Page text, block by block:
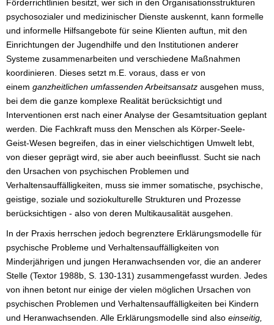
Förderrichtlinien besitzt, wer sich in den Organisationsstrukturen
psychosozialer und medizinischer Dienste auskennt, kann formelle
und informelle Hilfsangebote für seine Klienten auftun, mit den
Einrichtungen der Jugendhilfe und den Institutionen anderer
Systeme zusammenarbeiten und verschiedene Maßnahmen
koordinieren. Dieses setzt m.E. voraus, dass er von
einem ganzheitlichen umfassenden Arbeitsansatz ausgehen muss,
bei dem die ganze komplexe Realität berücksichtigt und
Interventionen erst nach einer Analyse der Gesamtsituation geplant
werden. Die Fachkraft muss den Menschen als Körper-Seele-
Geist-Wesen begreifen, das in einer vielschichtigen Umwelt lebt,
von dieser geprägt wird, sie aber auch beeinflusst. Sucht sie nach
den Ursachen von psychischen Problemen und
Verhaltensauffälligkeiten, muss sie immer somatische, psychische,
geistige, soziale und soziokulturelle Strukturen und Prozesse
berücksichtigen - also von deren Multikausalität ausgehen.
In der Praxis herrschen jedoch begrenztere Erklärungsmodelle für
psychische Probleme und Verhaltensauffälligkeiten von
Minderjährigen und jungen Heranwachsenden vor, die an anderer
Stelle (Textor 1988b, S. 130-131) zusammengefasst wurden. Jedes
von ihnen betont nur einige der vielen möglichen Ursachen von
psychischen Problemen und Verhaltensauffälligkeiten bei Kindern
und Heranwachsenden. Alle Erklärungsmodelle sind also einseitig,